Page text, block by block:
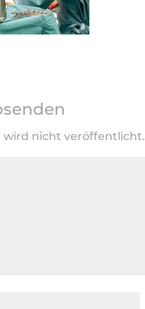
wird nicht veröffentlicht.